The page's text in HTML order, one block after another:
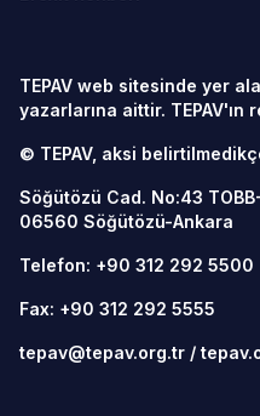
TEPAV web sitesinde yer
yazarlarına aittir. TEPAV'ın
© TEPAV, aksi
Söğütözü Cad. No:43
06560 Söğütözü-Ankara
Telefon: +90 312 292 5500
Fax: +90 312 292 5555
tepav@tepav.org.tr /